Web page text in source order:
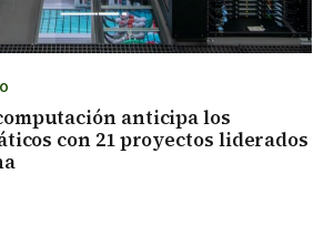
anticipa los
con 21 proyectos liderados